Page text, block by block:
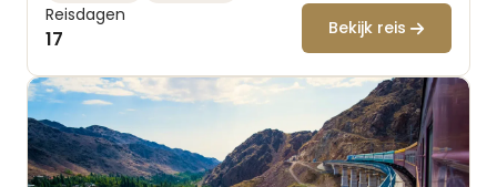
Reisdagen
17 Bekijk reis